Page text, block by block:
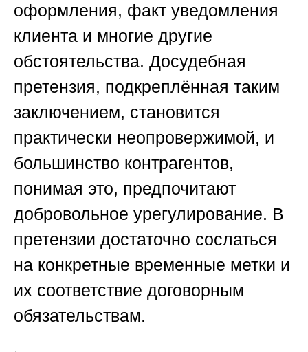
оформления, факт уведомления
клиента и многие другие
обстоятельства. Досудебная
претензия, подкреплённая таким
заключением, становится
практически неопровержимой, и
большинство контрагентов,
понимая это, предпочитают
добровольное урегулирование. В
претензии достаточно сослаться
на конкретные временные метки и
их соответствие договорным
обязательствам.